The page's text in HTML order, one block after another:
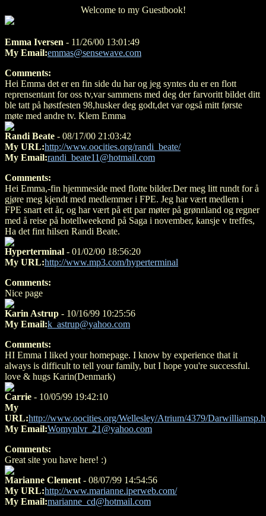
Welcome to my Guestbook!
Emma Iversen - 11/26/00 13:01:49
My Email:emmas@sensewave.com
Comments:
Hei Emma det er en fin side du har og jeg syntes du er en flott
reprensentant for oss tv,var sammens med deg der farvoritt bildet ditt
ble tatt på høstfesten 98,husker deg godt,det var også mitt første
møte med andre tv. Klem Emma
Randi Beate - 08/17/00 21:03:42
My URL:http://www.oocities.org/randi_beate/
My Email:randi_beate11@hotmail.com
Comments:
Hei Emma,-fin hjemmeside med flotte bilder.Der meg litt rundt for å
gjøre meg kjendt med medlemmer i FPE. Jeg har vært medlem i
FPE snart ett år, og har vært på ett par møter på grønnland og regner
med å reise på hotellweekend på Saga i november, kansje v treffes,
Ha det fint hilsen Randi Beate.
Hyperterminal - 01/02/00 18:56:20
My URL:http://www.mp3.com/hyperterminal
Comments:
Nice page
Karin Astrup - 10/16/99 10:25:56
My Email:k_astrup@yahoo.com
Comments:
HI Emma I liked your homepage. I know by experience that it
always is difficult to tell your family, but I hope you're successful.
love & hugs Karin(Denmark)
Carrie - 10/05/99 19:42:10
My
URL:http://www.oocities.org/Wellesley/Atrium/4379/
My Email:Womynlvr_21@yahoo.com
Comments:
Great site you have here! :)
Marianne Clement - 08/07/99 14:54:56
My URL:http://www.marianne.iperweb.com/
My Email:marianne_cd@hotmail.com